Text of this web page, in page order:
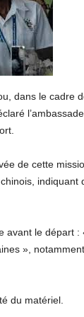
dans le cadre
de cette
indiquant
avant le départ :
»,
du matériel.